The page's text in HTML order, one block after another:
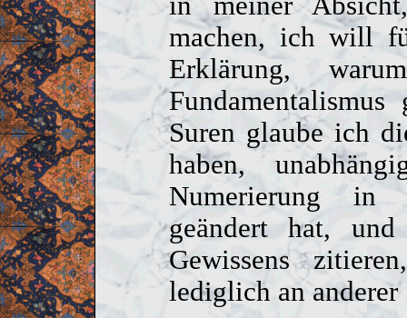
machen, ich will
Erklärung,
Suren glaube ich
haben,
Numerierung in
geändert hat,
Gewissens
lediglich an anderer